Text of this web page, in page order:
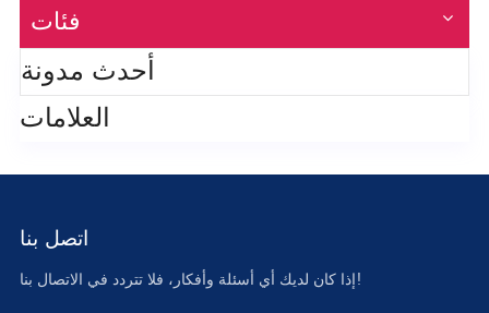
فئات
أحدث مدونة
العلامات
اتصل بنا
إذا كان لديك أي أسئلة وأفكار، فلا تتردد في الاتصال بنا!